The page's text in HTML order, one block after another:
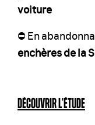
voiture
⛔️ En
enchères de la
DÉCOUVRIR L'ÉTUDE